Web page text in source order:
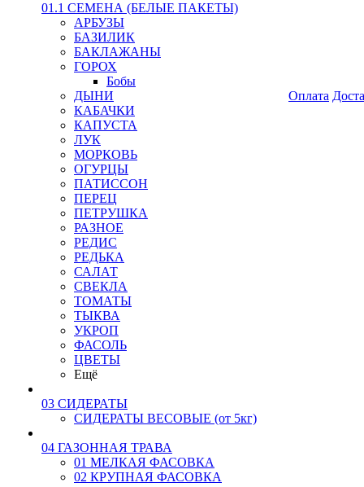
01.1 СЕМЕНА (БЕЛЫЕ ПАКЕТЫ)
АРБУЗЫ
БАЗИЛИК
БАКЛАЖАНЫ
ГОРОХ
Бобы
ДЫНИ
КАБАЧКИ
КАПУСТА
ЛУК
МОРКОВЬ
ОГУРЦЫ
ПАТИССОН
ПЕРЕЦ
ПЕТРУШКА
РАЗНОЕ
РЕДИС
РЕДЬКА
САЛАТ
СВЕКЛА
ТОМАТЫ
ТЫКВА
УКРОП
ФАСОЛЬ
ЦВЕТЫ
Ещё
03 СИДЕРАТЫ
СИДЕРАТЫ ВЕСОВЫЕ (от 5кг)
04 ГАЗОННАЯ ТРАВА
01 МЕЛКАЯ ФАСОВКА
02 КРУПНАЯ ФАСОВКА
Оплата